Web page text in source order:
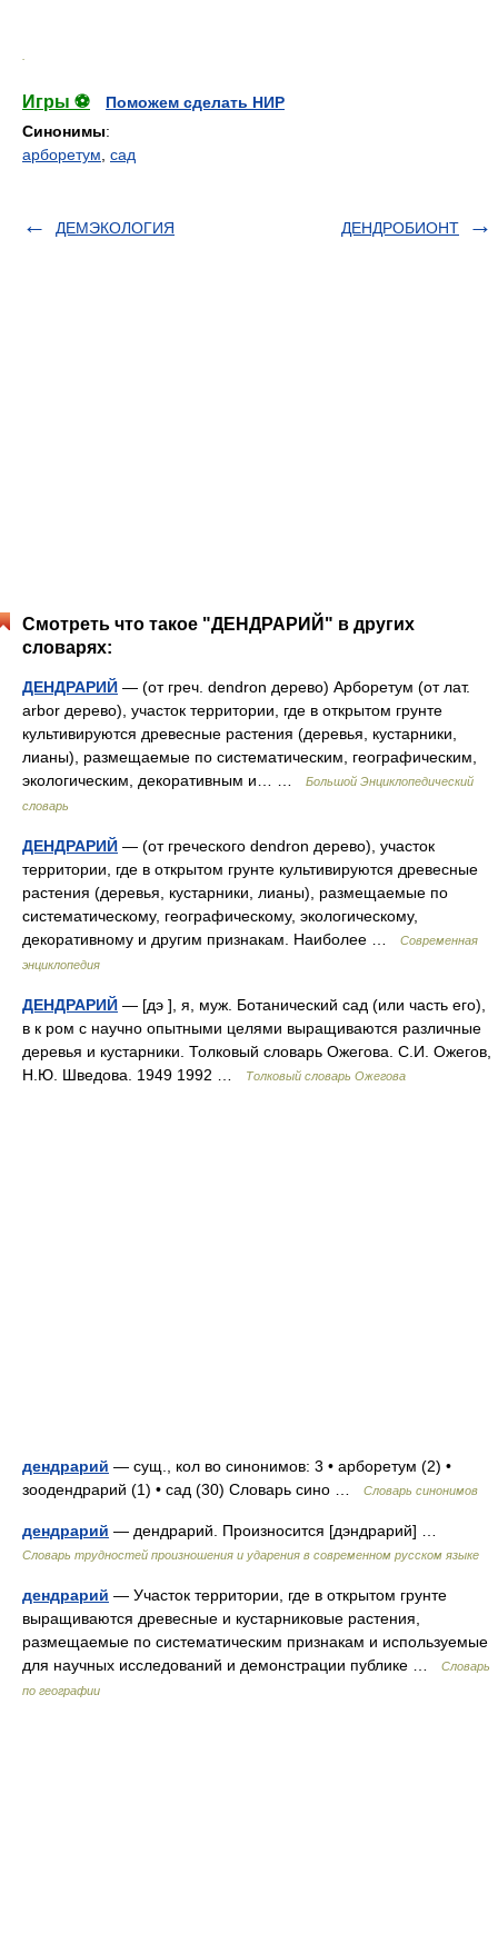
Игры ⚽
Поможем сделать НИР
Синонимы:
арборетум сад
ДЕМЭКОЛОГИЯ ДЕНДРОБИОНТ
Смотреть что такое "ДЕНДРАРИЙ" в других
словарях:
ДЕНДРАРИЙ — (от греч. dendron дерево) Арборетум (от лат.
arbor дерево), участок территории, где в открытом грунте
культивируются древесные растения (деревья, кустарники,
лианы), размещаемые по систематическим, географическим,
экологическим, декоративным и… …
Большой Энциклопедический
словарь
ДЕНДРАРИЙ — (от греческого dendron дерево), участок
территории, где в открытом грунте культивируются древесные
растения (деревья, кустарники, лианы), размещаемые по
систематическому, географическому, экологическому,
декоративному и другим признакам. Наиболее …
Современная
энциклопедия
ДЕНДРАРИЙ — [дэ ], я, муж. Ботанический сад (или часть его),
в к ром с научно опытными целями выращиваются различные
деревья и кустарники. Толковый словарь Ожегова. С.И. Ожегов,
Н.Ю. Шведова. 1949 1992 …
Толковый словарь Ожегова
дендрарий — сущ., кол во синонимов: 3 • арборетум (2) •
зоодендрарий (1) • сад (30) Словарь сино …
Словарь синонимов
дендрарий — дендрарий. Произносится [дэндрарий] …
Словарь трудностей произношения и ударения в современном русском языке
дендрарий — Участок территории, где в открытом грунте
выращиваются древесные и кустарниковые растения,
размещаемые по систематическим признакам и используемые
для научных исследований и демонстрации публике …
Словарь
по географии